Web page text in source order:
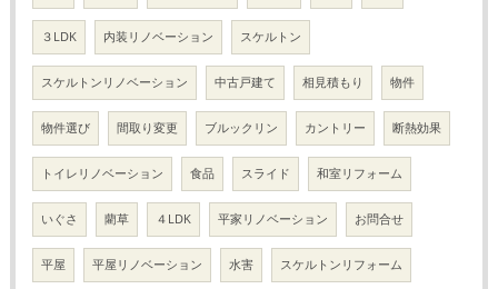
３LDK 内装リノベーション スケルトン
スケルトンリノベーション 中古戸建て 相見積もり 物件
物件選び 間取り変更 ブルックリン カントリー 断熱効果
トイレリノベーション 食品 スライド 和室リフォーム
いぐさ 藺草 ４LDK 平家リノベーション お問合せ
平屋 平屋リノベーション 水害 スケルトンリフォーム